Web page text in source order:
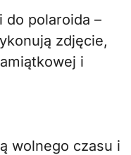
do polaroida –
zdjęcie,
i
wolnego czasu i